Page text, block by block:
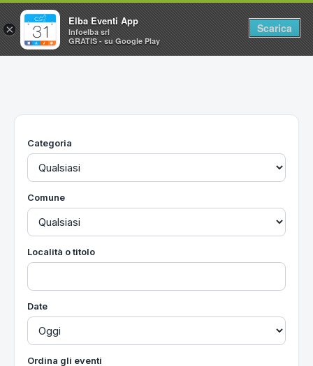
Home
Utilità
Categoria
Comune
Località o titolo
Date
Ordina gli eventi
×
Elba Eventi App
Infoelba srl
GRATIS - su Google Play
Scarica